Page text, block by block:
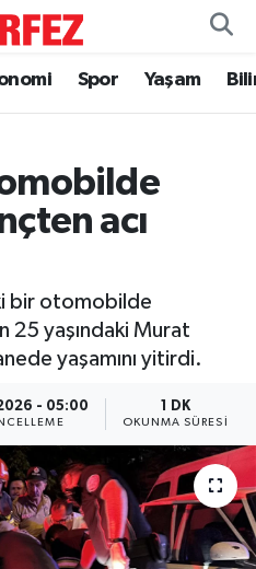
Spor Yaşam
acı
bir otomobilde
25 yaşındaki Murat
yaşamını yitirdi.
- 05:00 1 DK
OKUNMA SÜRESI
ve Fikstür